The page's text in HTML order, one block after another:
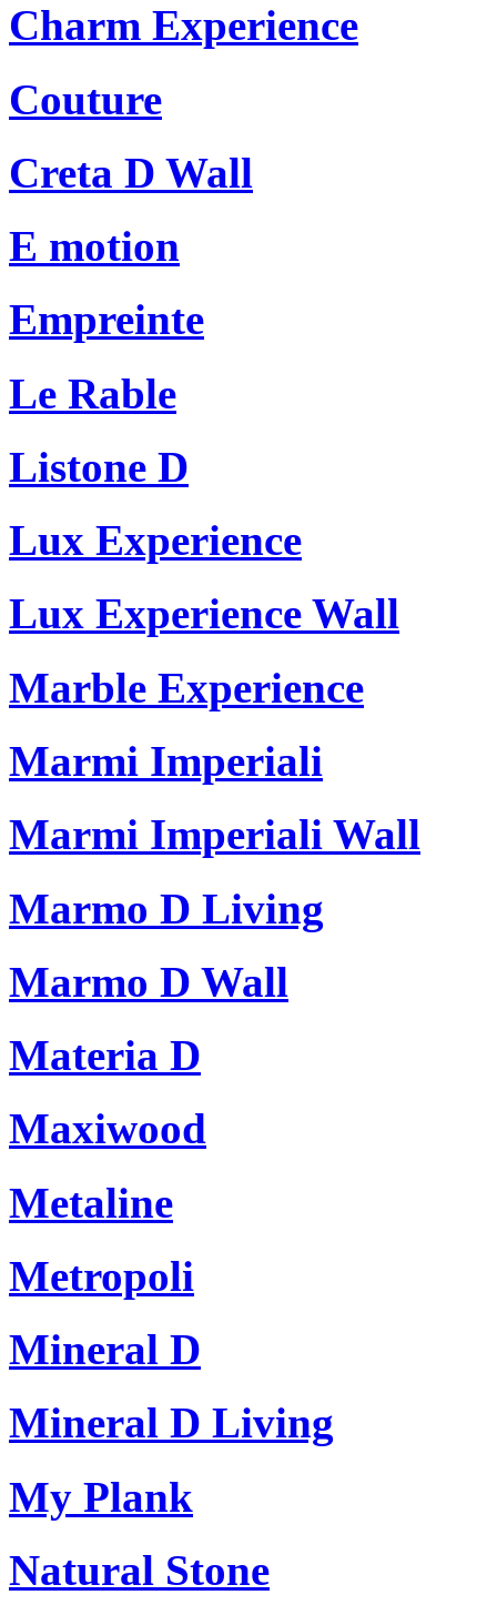
Charm Experience
Couture
Creta D Wall
E motion
Empreinte
Le Rable
Listone D
Lux Experience
Lux Experience Wall
Marble Experience
Marmi Imperiali
Marmi Imperiali Wall
Marmo D Living
Marmo D Wall
Materia D
Maxiwood
Metaline
Metropoli
Mineral D
Mineral D Living
My Plank
Natural Stone